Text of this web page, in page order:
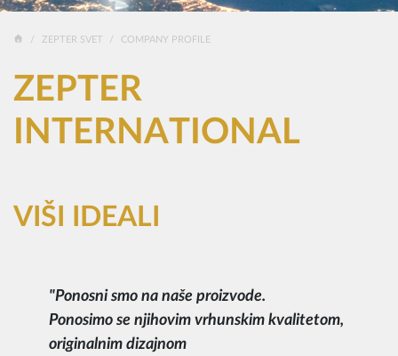
ZEPTER SVET COMPANY PROFILE
ZEPTER
INTERNATIONAL
VIŠI IDEALI
"Ponosni smo na naše proizvode.
Ponosimo se njihovim vrhunskim kvalitetom,
originalnim dizajnom